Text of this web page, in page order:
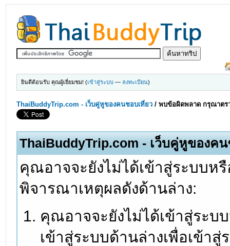
ยินดีต้อนรับ คุณผู้เยี่ยมชม! (เข้าสู่ระบบ — ลงทะเบียน)
ThaiBuddyTrip.com - เว็บคู่หูของคนชอบเที่ยว /พบข้อผิดพลาด กรุณาตร
ThaiBuddyTrip.com - เว็บคู่หูของค
คุณอาจจะยังไม่ได้เข้าสู่ระบบ
พิจารณาเหตุผลดังด้านล่าง:
คุณอาจจะยังไม่ได้เข้าสู่ระบ
เข้าสู่ระบบด้านล่างเพื่อเข้า